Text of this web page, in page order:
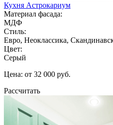
Кухня Астрокариум
Материал фасада:
МДФ
Стиль:
Евро, Неоклассика,
Цвет:
Серый
Цена: от 32 000 руб.
Рассчитать